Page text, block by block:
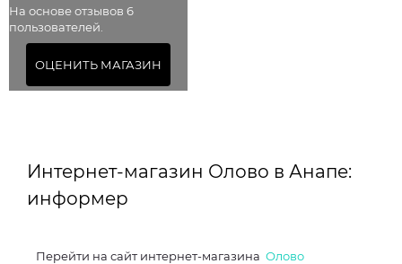
На основе отзывов 6
пользователей.
ОЦЕНИТЬ МАГАЗИН
Интернет-магазин Олово в Анапе:
информер
Перейти на сайт интернет-магазина Олово